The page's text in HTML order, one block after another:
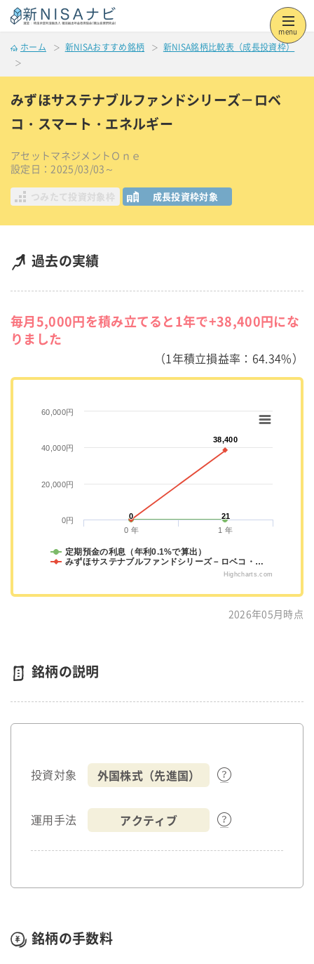
menu
ホーム 新NISAおすすめ銘柄 新NISA銘柄比較表（成長投資枠）
みずほサステナブルファンドシリーズ－ロベ
コ・スマート・エネルギー
アセットマネジメントＯｎｅ
設定日：2025/03/03～
つみたて投資対象枠 成長投資枠対象
過去の実績
毎月5,000円を積み立てると1年で+38,400円にな
りました
（1年積立損益率：64.34%）
0
0 21
21
38,400
38,400
定期預金の利息（年利0.1%で算出）
みずほサステナブルファンドシリーズ－ロベコ・…
0 年 1 年
0円
20,000円
40,000円
60,000円
Highcharts.com
2026年05月時点
銘柄の説明
投資対象 外国株式（先進国）
運用手法 アクティブ
銘柄の手数料